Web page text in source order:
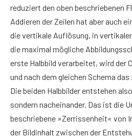
reduziert den oben beschriebenen
Addieren der Zeilen hat aber auch
die vertikale Auflösung, in
die maximal mögliche
erste Halbbild verarbeitet, wird der
und nach dem gleichen Schema
Die beiden Halbbilder entstehen
sondern nacheinander. Das ist die
beschriebene »Zerrissenheit« von
der Bildinhalt zwischen der